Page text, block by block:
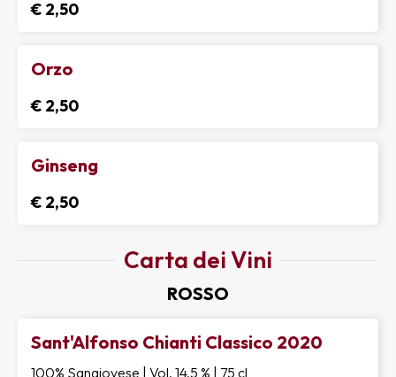
€ 2,50
Orzo
€ 2,50
Ginseng
€ 2,50
Carta dei Vini
ROSSO
Sant'Alfonso Chianti Classico 2020
100% Sangiovese | Vol. 14,5 % | 75 cl